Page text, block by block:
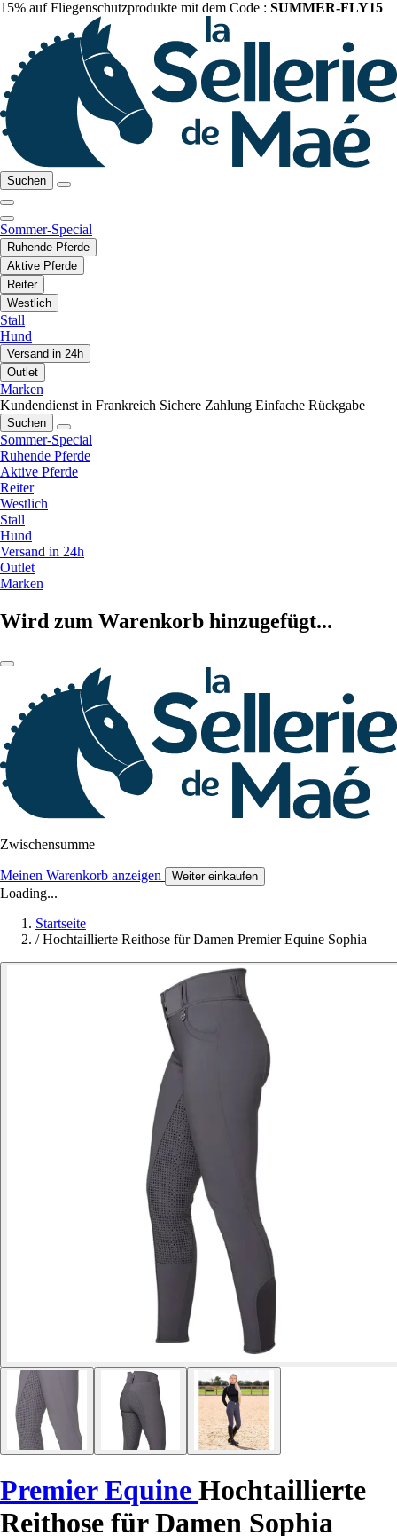
15% auf Fliegenschutzprodukte mit dem Code : SUMMER-FLY15
Suchen
Sommer-Special
Ruhende Pferde
Aktive Pferde
Reiter
Westlich
Stall
Hund
Versand in 24h
Outlet
Marken
Kundendienst in Frankreich Sichere Zahlung Einfache Rückgabe
Suchen
Sommer-Special
Ruhende Pferde
Aktive Pferde
Reiter
Westlich
Stall
Hund
Versand in 24h
Outlet
Marken
Wird zum Warenkorb hinzugefügt...
Zwischensumme
Meinen Warenkorb anzeigen Weiter einkaufen
Loading...
Startseite
/ Hochtaillierte Reithose für Damen Premier Equine Sophia
Premier Equine Hochtaillierte
Reithose für Damen Sophia